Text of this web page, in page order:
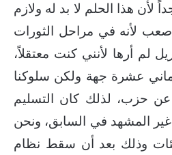
لأن هذا الحلم لا بد له ولازم
لأنه في مراحل الثورات
تحديداً لأن أبريل لم أرها لأنني كنت معتقلاً،
عشرة جهة ولكن سلوكنا
حزب، لذلك كان التسليم
المشهد في السابق، ونحن
وذلك بعد أن سقط نظام